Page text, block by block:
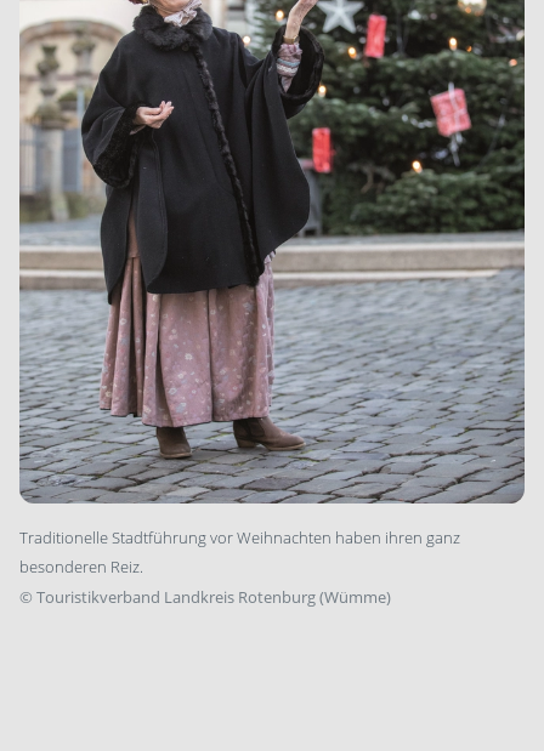
Traditionelle Stadtführung vor Weihnachten haben ihren ganz
besonderen Reiz.
© Touristikverband Landkreis Rotenburg (Wümme)